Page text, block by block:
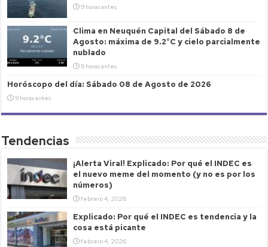
9 horas antes
Clima en Neuquén Capital del Sábado 8 de
Agosto: máxima de 9.2°C y cielo parcialmente
nublado
9 horas antes
Horóscopo del día: Sábado 08 de Agosto de 2026
9 horas antes
Tendencias
¡Alerta Viral! Explicado: Por qué el INDEC es
el nuevo meme del momento (y no es por los
números)
febrero 4, 2026
Explicado: Por qué el INDEC es tendencia y la
cosa está picante
febrero 4, 2026